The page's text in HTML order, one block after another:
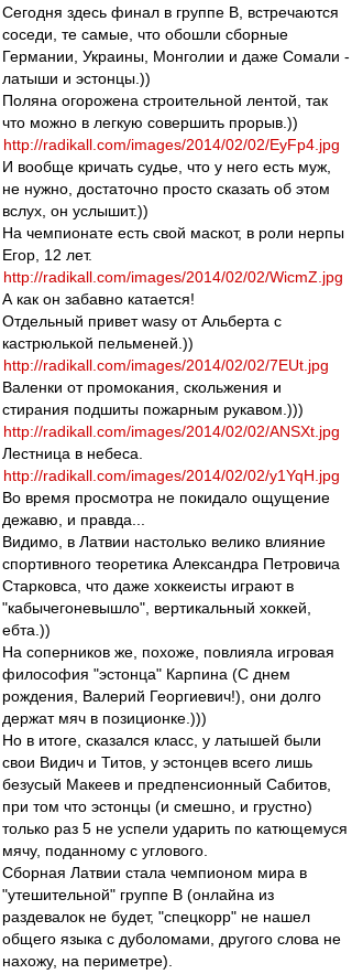
Сегодня здесь финал в группе B, встречаются
соседи, те самые, что обошли сборные
Германии, Украины, Монголии и даже Сомали -
латыши и эстонцы.))
Поляна огорожена строительной лентой, так
что можно в легкую совершить прорыв.))
http://radikall.com/images/2014/02/02/EyFp4.jpg
И вообще кричать судье, что у него есть муж,
не нужно, достаточно просто сказать об этом
вслух, он услышит.))
На чемпионате есть свой маскот, в роли нерпы
Егор, 12 лет.
http://radikall.com/images/2014/02/02/WicmZ.jpg
А как он забавно катается!
Отдельный привет wasy от Альберта с
кастрюлькой пельменей.))
http://radikall.com/images/2014/02/02/7EUt.jpg
Валенки от промокания, скольжения и
стирания подшиты пожарным рукавом.)))
http://radikall.com/images/2014/02/02/ANSXt.jpg
Лестница в небеса.
http://radikall.com/images/2014/02/02/y1YqH.jpg
Во время просмотра не покидало ощущение
дежавю, и правда...
Видимо, в Латвии настолько велико влияние
спортивного теоретика Александра Петровича
Старковса, что даже хоккеисты играют в
"кабычегоневышло", вертикальный хоккей,
ебта.))
На соперников же, похоже, повлияла игровая
философия "эстонца" Карпина (С днем
рождения, Валерий Георгиевич!), они долго
держат мяч в позиционке.)))
Но в итоге, сказался класс, у латышей были
свои Видич и Титов, у эстонцев всего лишь
безусый Макеев и предпенсионный Сабитов,
при том что эстонцы (и смешно, и грустно)
только раз 5 не успели ударить по катющемуся
мячу, поданному с углового.
Сборная Латвии стала чемпионом мира в
"утешительной" группе В (онлайна из
раздевалок не будет, "спецкорр" не нашел
общего языка с дуболомами, другого слова не
нахожу, на периметре).